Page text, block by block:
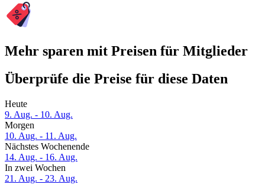
Mehr sparen mit Preisen für Mitglieder
Überprüfe die Preise für diese Daten
Heute
9. Aug. - 10. Aug.
Morgen
10. Aug. - 11. Aug.
Nächstes Wochenende
14. Aug. - 16. Aug.
In zwei Wochen
21. Aug. - 23. Aug.